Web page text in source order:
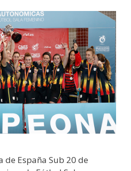
de España Sub 20 de